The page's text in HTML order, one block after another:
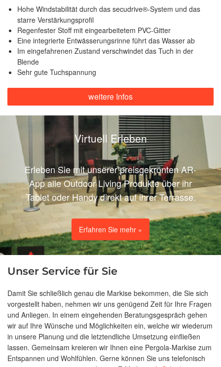
Hohe Windstabilität durch das secudrive®-System und das
starre Verstärkungsprofil
Regenfester Stoff mit eingearbeitetem PVC-Gitter
Eine integrierte Entwässerungsrinne führt das Wasser ab
Im eingefahrenen Zustand verschwindet das Tuch in der
Blende
Sehr gute Tuchspannung
weitere Infos
Virtuell Erleben
Erleben Sie mit unserer preisgekrönten AR-
App alle Outdoor Living Produkte über ihr
Tablet oder Handy direkt auf ihrer Terrasse.
Erfahren Sie mehr »
Unser Service für Sie
Damit Sie schließlich genau die Markise bekommen, die Sie sich
vorgestellt haben, nehmen wir uns genügend Zeit für Ihre Fragen
und Anliegen. In einem eingehenden Beratungsgespräch gehen
wir auf Ihre Wünsche und Möglichkeiten ein, welche wir wiederum
in unsere Planung und die letztendliche Umsetzung einfließen
lassen. Gemeinsam kreieren wir Ihnen eine Pergola-Markise zum
Entspannen und Wohlfühlen. Gerne können Sie uns telefonisch